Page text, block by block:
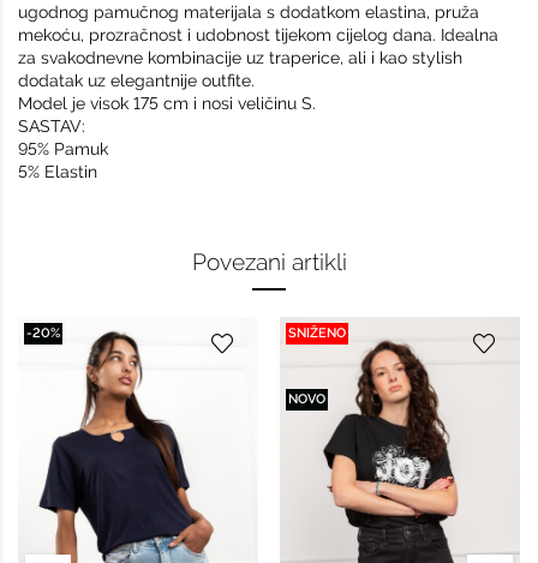
ugodnog pamučnog materijala s dodatkom elastina, pruža
mekoću, prozračnost i udobnost tijekom cijelog dana. Idealna
za svakodnevne kombinacije uz traperice, ali i kao stylish
dodatak uz elegantnije outfite.
Model je visok 175 cm i nosi veličinu S.
SASTAV:
95% Pamuk
5% Elastin
Povezani artikli
-20% SNIŽENO
NOVO